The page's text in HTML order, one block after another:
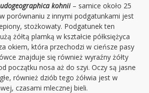
kohnii– samice około 25
porównaniu z innymi podgatunkami jest
stożkowaty. Podgatunek ten
żółtą plamką w kształcie półksiężyca
okiem, która przechodzi w cieńsze pasy
znajduje się również wyraźny żółty
początku nosa aż do szyi. Oczy są jasne
również dziób tego żółwia jest w
czasami mlecznej bieli.